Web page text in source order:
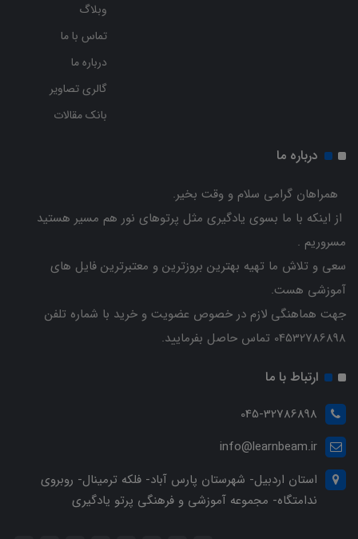
وبلاگ
تماس با ما
درباره ما
گالری تصاویر
بانک مقالات
درباره ما
همراهان گرامی سلام و وقت بخیر.
از اینکه با ما بسوی یادگیری مثل پرتوهای نور هم مسیر هستید
مسروریم .
سعی و تلاش ما تهیه بهترین بروزترین و معتبرترین فایل های
آموزشی هست.
جهت هماهنگی لازم در خصوص عضویت و خرید با شماره تلفن
04532786898 تماس حاصل بفرمایید.
ارتباط با ما
045-32786898
info@learnbeam.ir
استان اردبیل- شهرستان پارس آباد- فلکه ترمینال- روبروی
ندامتگاه- مجموعه آموزشی و فرهنگی پرتو یادگیری